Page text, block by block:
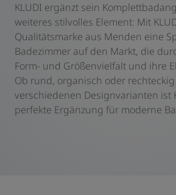
KLUDI ergänzt sein
weiteres stilvolles Element: Mit
Qualitätsmarke aus Menden eine
Badezimmer auf den Markt, die
Form- und Größenvielfalt und ihre
Ob rund, organisch oder
verschiedenen Designvarianten ist
perfekte Ergänzung für moderne